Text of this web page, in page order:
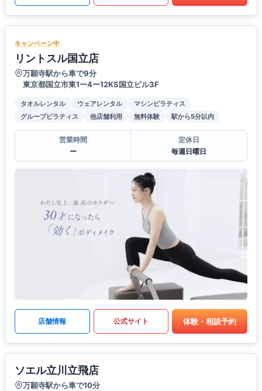
キャンペーン中
リントスル国立店
万願寺駅から車で9分
東京都国立市東1ー4ー12KS国立ビル3F
タオルレンタル ウェアレンタル
マシンピラティス
グループピラティス
他店舗利用 無料体験 駅から5分以内
営業時間
ー
定休日
毎週日曜日
店舗情報 公式サイト 体験・相談予約
ソエル立川立飛店
万願寺駅から車で10分